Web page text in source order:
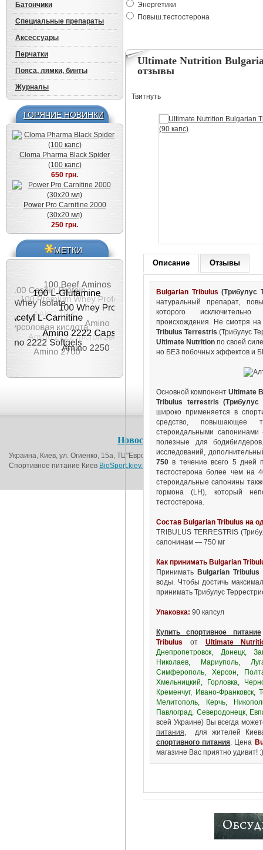
Батончики
Специальные препараты
Аксессуары
Перчатки
Пояса, лямки, бинты
Журналы
ГОРЯЧИЕ НОВИНКИ
Cloma Pharma Black Spider
(100 капс)
650 грн.
Power Pro Carnitine 2000
(30x20 мл)
250 грн.
МЕТКИ
Энергетики
Повыш.тестостерона
Ultimate Nutrition
отзывы
Твитнуть
Описание Отзывы
Bulgarian Tribulus (Трибулус
натуральный препарат,
которого
происхождения. Не смотря на
Tribulus Terrestris (Трибулус
Ultimate Nutrition по своей
но БЕЗ побочных эффектов и
Основной компонент Ultimate
Tribulus terrestris (Трибулус
широко применяется в
средство, повышающее
стероидальными сапонинами
полезные для
исследований,
750 в течение всего 5 дней
тестостерона более чем на
стероидальные сапонины
гормона (LH), который
тестостерона.
Состав Bulgarian Tribulus на
TRIBULUS TERRESTRIS
сапонинам — 750 мг
Как принимать Bulgarian
Принимать Bulgarian Tribulus
воды. Чтобы достичь
принимать Трибулус
Упаковка: 90 капсул
Купить спортивное питание
Tribulus от Ultimate
Днепропетровск, Донецк,
Николаев, Мариуполь,
Симферополь, Херсон,
Хмельницкий, Горловка,
Кременчуг, Ивано-Франковск,
Мелитополь, Керчь,
Павлоград, Северодонецк,
всей Украине) Вы всегда
питания, для жителей
спортивного питания. Цена
магазине Вас приятно удивит!
Новости О магазине
Украина, Киев, ул. Огиенко, 15а, ТЦ"Европорт", 1-й этаж (возле метро
Спортивное питание Киев BioSport.kiev.ua © 2016